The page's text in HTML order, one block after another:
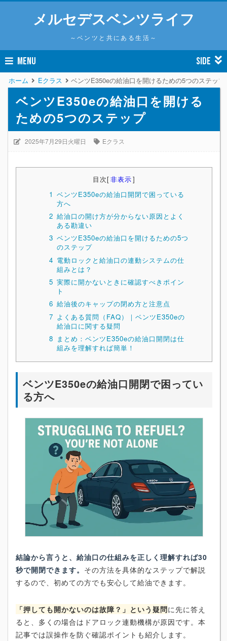
メルセデスベンツライフ
～ベンツと共にある生活～
MENU SIDE
ホーム Eクラス ベンツE350eの給油口を開けるための5つのステップ
ベンツE350eの給油口を開ける
ための5つのステップ
2025年7月29日火曜日 Eクラス
目次[非表示]
1 ベンツE350eの給油口開閉で困っている
方へ
2 給油口の開け方が分からない原因とよく
ある勘違い
3 ベンツE350eの給油口を開けるための5つ
のステップ
4 電動ロックと給油口の連動システムの仕
組みとは？
5 実際に開かないときに確認すべきポイン
ト
6 給油後のキャップの閉め方と注意点
7 よくある質問（FAQ）｜ベンツE350eの
給油口に関する疑問
8 まとめ：ベンツE350eの給油口開閉は仕
組みを理解すれば簡単！
ベンツE350eの給油口開閉で困ってい
る方へ
結論から言うと、給油口の仕組みを正しく理解すれば30
秒で開閉できます。 その方法を具体的なステップで解説
するので、初めての方でも安心して給油できます。
「押しても開かないのは故障？」という疑問に先に答え
ると、多くの場合はドアロック連動機構が原因です。本
記事では誤操作を防ぐ確認ポイントも紹介します。